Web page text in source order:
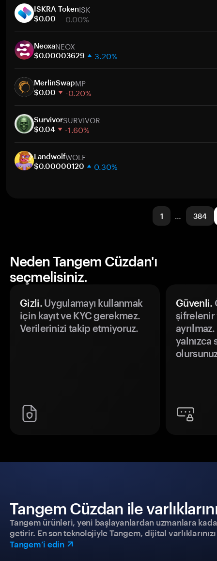
30 gün
Piyasa değeri
ISKRA TokenISK
$0.00 0.00%
30 gün
Piyasa değeri
NeoxaNEOX
$0.00003629 3.20%
30 gün
Piyasa değeri
MerlinSwapMP
$0.00 -0.20%
30 gün
Piyasa değeri
SurvivorSURVIVOR
$0.04 -1.60%
30 gün
Piyasa değeri
LandwolfWOLF
$0.00000120 0.30%
1 … 384
Neden Tangem Cüzdan'ı
seçmelisiniz.
Gizli.Uygulamayı kullanmak
için kayıt ve KYC gerekmez.
Verilerinizi takip etmiyoruz.
Güvenli.
şifrelenir
yalnızca
Tangem Cüzdan ile
Tangem ürünleri, yeni başlayanlardan uzmanlara
getirir. En son teknolojiyle Tangem, dijital
Tangem’i edin